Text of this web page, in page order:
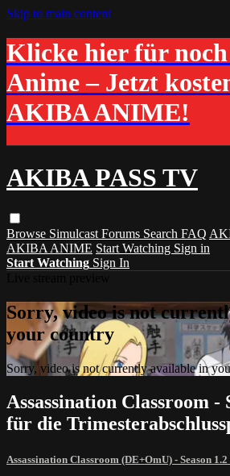
Skip to main content
Klicke hier für
Anime – Jetzt
AKIBA ANIME!
AKIBA PASS TV
Browse Simulcast Forums Search FAQ
AKIBA ANIME Start Watching Sign in
Start Watching Sign In
Sorry, video is not
your country
Sorry, video is not currently available in
Assassination Classroom -
für die
Assassination Classroom (DE+OmU) - Season 1.2